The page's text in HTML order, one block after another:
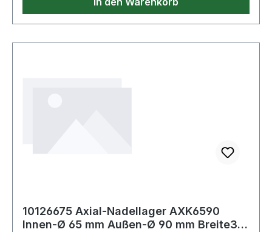
10126675 Axial-Nadellager AXK6590
Innen-Ø 65 mm Außen-Ø 90 mm Breite3